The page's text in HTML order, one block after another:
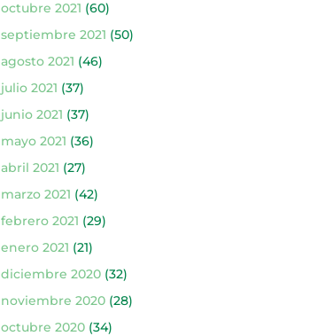
octubre 2021 (60)
septiembre 2021 (50)
agosto 2021 (46)
julio 2021 (37)
junio 2021 (37)
mayo 2021 (36)
abril 2021 (27)
marzo 2021 (42)
febrero 2021 (29)
enero 2021 (21)
diciembre 2020(32)
noviembre 2020(28)
octubre 2020(34)